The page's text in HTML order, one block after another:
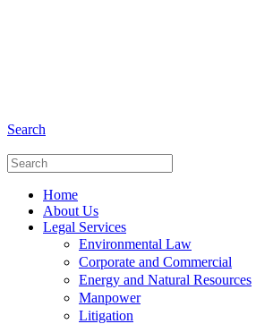
Search
Home
About Us
Legal Services
Environmental Law
Corporate and Commercial
Energy and Natural Resources
Manpower
Litigation